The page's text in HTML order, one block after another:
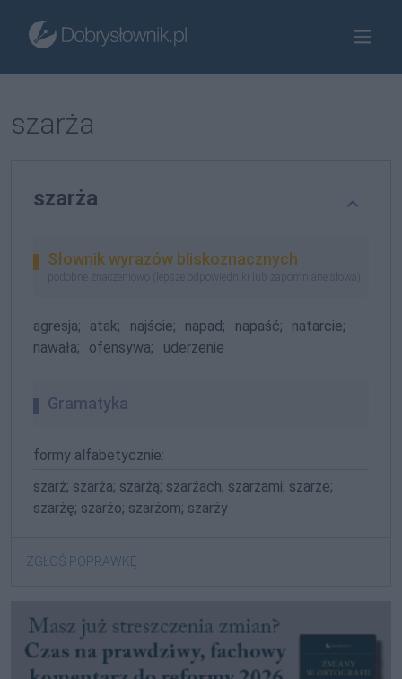
szarża
szarża
Słownik wyrazów bliskoznacznych
podobne znaczeniowo (lepsze odpowiedniki lub zapomniane słowa)
agresja; atak; najście; napad; napaść;
natarcie;
nawała;
ofensywa; uderzenie
Gramatyka
formy alfabetycznie:
szarż; szarża; szarżą; szarżach; szarżami; szarże;
szarżę; szarżo; szarżom; szarży
ZGŁOŚ POPRAWKĘ